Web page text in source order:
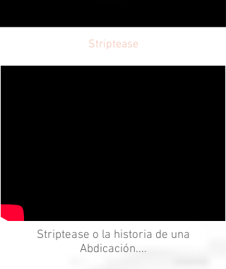
Striptease
Striptease o la historia de una
Abdicación....